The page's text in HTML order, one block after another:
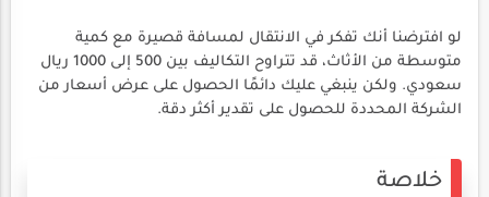
لو افترضنا أنك تفكر في الانتقال لمسافة قصيرة مع كمية
متوسطة من الأثاث، قد تتراوح التكاليف بين 500 إلى 1000 ريال
سعودي. ولكن ينبغي عليك دائمًا الحصول على عرض أسعار من
الشركة المحددة للحصول على تقدير أكثر دقة.
خلاصة